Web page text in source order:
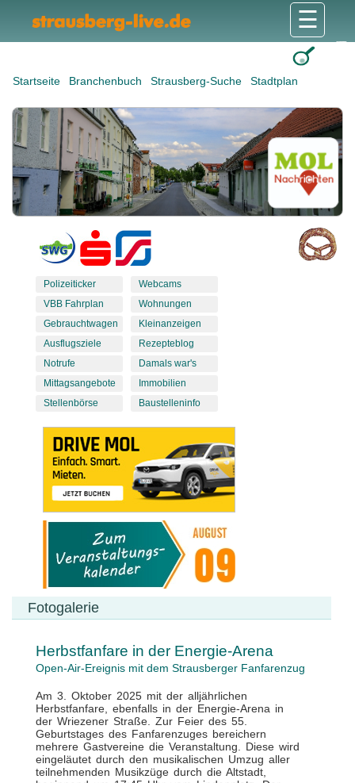
Startseite Branchenbuch Strausberg-Suche Stadtplan
☰
Polizeiticker
VBB Fahrplan
Gebrauchtwagen
Ausflugsziele
Notrufe
Mittagsangebote
Stellenbörse
Webcams
Wohnungen
Kleinanzeigen
Rezepteblog
Damals war's
Immobilien
Baustelleninfo
Fotogalerie
Herbstfanfare in der Energie-Arena
Open-Air-Ereignis mit dem Strausberger Fanfarenzug
Am 3. Oktober 2025 mit der alljährlichen
Herbstfanfare, ebenfalls in der Energie-Arena in
der Wriezener Straße. Zur Feier des 55.
Geburtstages des Fanfarenzuges bereichern
mehrere Gastvereine die Veranstaltung. Diese wird
eingeläutet durch den musikalischen Umzug aller
teilnehmenden Musikzüge durch die Altstadt,